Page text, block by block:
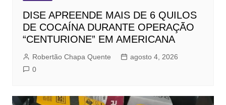
DISE APREENDE MAIS DE 6 QUILOS
DE COCAÍNA DURANTE OPERAÇÃO
“CENTURIONE” EM AMERICANA
Robertão Chapa Quente
agosto 4, 2026
0